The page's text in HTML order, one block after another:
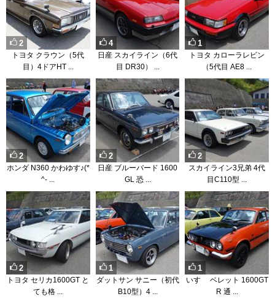
2
トヨタ クラウン（5代
目）4ドアHT ...
4
日産 スカイライン（6代
目 DR30） ...
1
トヨタ カローラレビン
（5代目 AE8 ...
2
ホンダ N360 かわゆす♪(*
^- ...
2
日産 ブルーバード 1600
GL 恐 ...
2
スカイライン3兄弟 4代
目C110型 ...
2
トヨタ セリカ1600GT と
ても格 ...
1
ダットサン サニー（初代
B10型）4 ...
1
いすゞ ベレット 1600GT
R 通 ...